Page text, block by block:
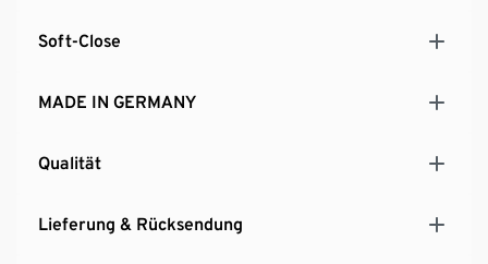
Soft-Close
MADE IN GERMANY
Qualität
Lieferung & Rücksendung